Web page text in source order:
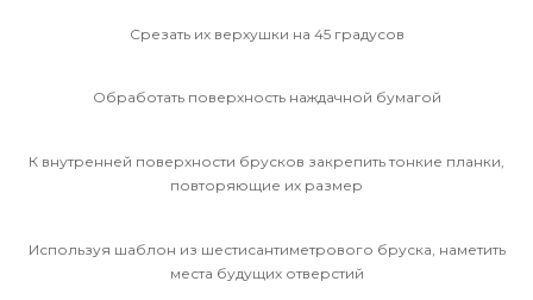
Срезать их верхушки на 45 градусов
Обработать поверхность наждачной бумагой
К внутренней поверхности брусков закрепить тонкие планки,
повторяющие их размер
Используя шаблон из шестисантиметрового бруска, наметить
места будущих отверстий